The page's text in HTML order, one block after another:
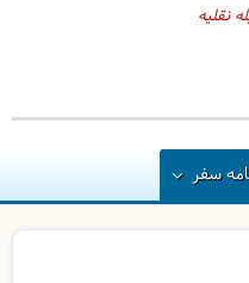
خواهیم رفت. بعد از تماشای
سفر